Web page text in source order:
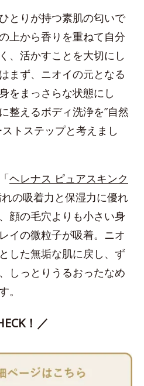
とりが持つ素肌の匂いで
上から香りを重ねて自分
、活かすことを大切にし
まず、ニオイの元となる
をまっさらな状態にし
整えるボディ洗浄を”自然
トステップと考えまし
ヘレナス ピュアスキンク
れの吸着力と保湿力に優れ
顔の毛穴よりも小さい身
イの微粒子が吸着。ニオ
した無垢な肌に戻し、ず
しっとりうるおったなめ
。
！／